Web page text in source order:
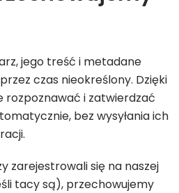
jego treść i metadane
czas nieokreślony. Dzięki
rozpoznawać i zatwierdzać
bez wysyłania ich
zarejestrowali się na naszej
tacy są), przechowujemy